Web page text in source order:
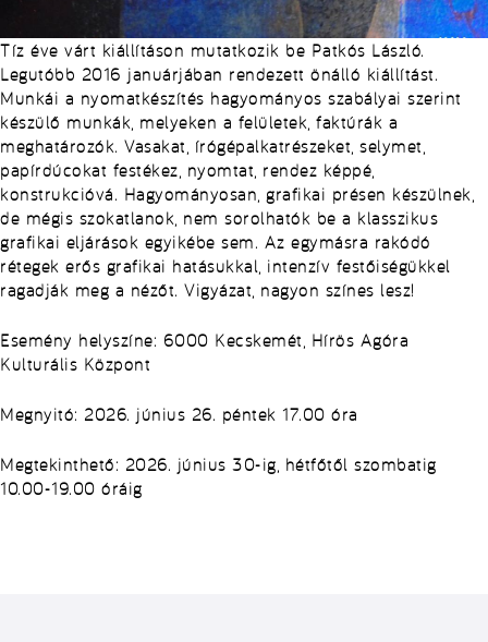
Tíz éve várt kiállításon mutatkozik be Patkós László.
Legutóbb 2016 januárjában rendezett önálló kiállítást.
Munkái a nyomatkészítés hagyományos szabályai szerint
készülő munkák, melyeken a felületek, faktúrák a
meghatározók. Vasakat, írógépalkatrészeket, selymet,
papírdúcokat festékez, nyomtat, rendez képpé,
konstrukcióvá. Hagyományosan, grafikai présen készülnek,
de mégis szokatlanok, nem sorolhatók be a klasszikus
grafikai eljárások egyikébe sem. Az egymásra rakódó
rétegek erős grafikai hatásukkal, intenzív festőiségükkel
ragadják meg a nézőt. Vigyázat, nagyon színes lesz!
Esemény helyszíne: 6000 Kecskemét, Hírös Agóra
Kulturális Központ
Megnyitó: 2026. június 26. péntek 17.00 óra
Megtekinthető: 2026. június 30-ig, hétfőtől szombatig
10.00-19.00 óráig